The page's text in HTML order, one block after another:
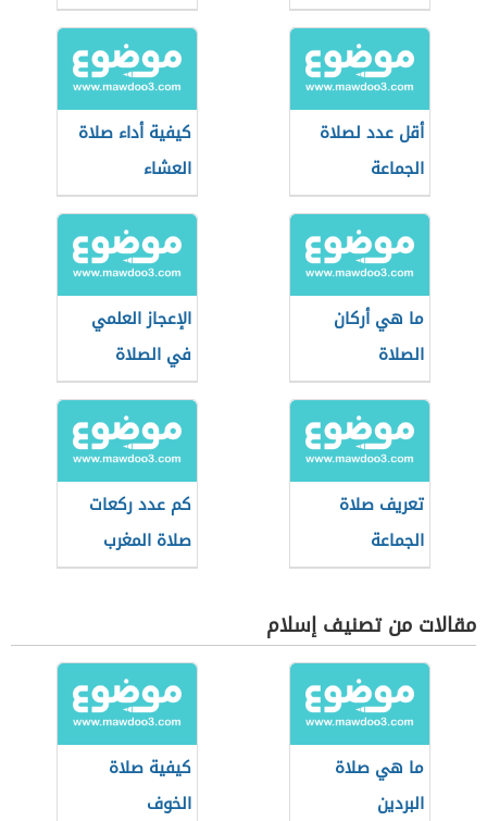
أقل عدد لصلاة
الجماعة
كيفية أداء صلاة
العشاء
ما هي أركان
الصلاة
الإعجاز العلمي
في الصلاة
تعريف صلاة
الجماعة
كم عدد ركعات
صلاة المغرب
مقالات من تصنيف إسلام
ما هي صلاة
البردين
كيفية صلاة
الخوف